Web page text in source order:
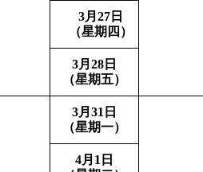
3月27 日
（星期四 ）
3月28 日
（星期五）
3月31日
（星期一）
4月1日